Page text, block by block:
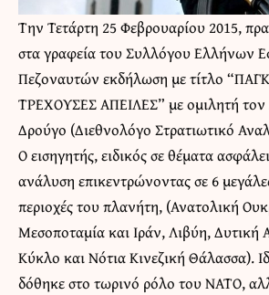
Την Τετάρτη 25 Φεβρουαρίου 2015,
στα γραφεία του Συλλόγου Ελλήνων
Πεζοναυτών εκδήλωση με τίτλο
ΤΡΕΧΟΥΣΕΣ ΑΠΕΙΛΕΣ” με ομιλητή τον
Δρούγο (Διεθνολόγο Στρατιωτικό
Ο εισηγητής, ειδικός σε θέματα
ανάλυση επικεντρώνοντας σε 6
περιοχές του πλανήτη, (Ανατολική
Μεσοποταμία και Ιράν, Λιβύη, Δυτική
Κύκλο και Νότια Κινεζική Θάλασσα).
δόθηκε στο τωρινό ρόλο του ΝΑΤΟ,